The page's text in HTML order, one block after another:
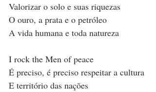
Valorizar o solo e suas riquezas
O ouro, a prata e o petróleo
A vida humana e toda natureza
I rock the Men of peace
É preciso, é preciso respeitar a cultura
E território das nações